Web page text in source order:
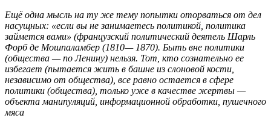
Ещё одна мысль на ту же тему попытки оторваться от дел
насущных: «если вы не занимаетесь политикой, политика
займется вами» (французский политический деятель Шарль
Форб де Мошпаламбер (1810— 1870). Быть вне политики
(общества — по Ленину) нельзя. Тот, кто сознательно ее
избегает (пытается жить в башне из слоновой кости,
независимо от общества), все равно остается в сфере
политики (общества), только уже в качестве жертвы —
объекта манипуляций, информационной обработки, пушечного
мяса